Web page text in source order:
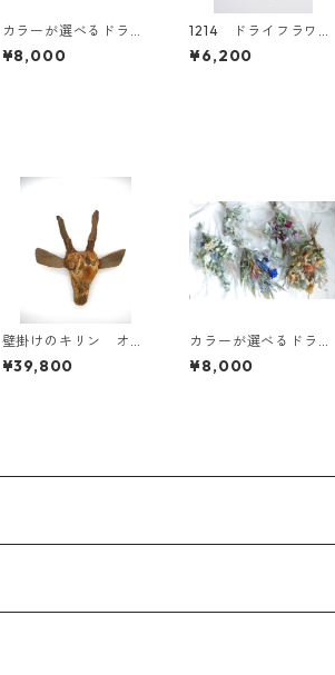
カラーが選べるドライ
フラワースワッグL
¥8,000
1214 ドライフラワー
スワッグ
¥6,200
壁掛けのキリン オブ
ジェ 050
¥39,800
カラーが選べるドライ
フラワースワッグL
¥8,000